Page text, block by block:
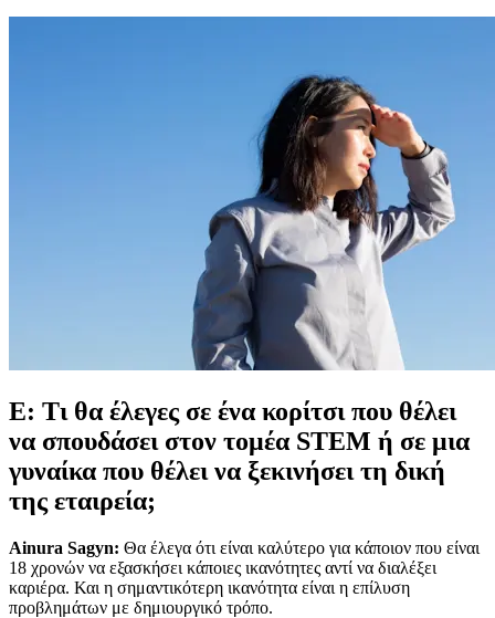
Ε: Τι θα έλεγες σε ένα κορίτσι που θέλει
να σπουδάσει στον τομέα STEM ή σε μια
γυναίκα που θέλει να ξεκινήσει τη δική
της εταιρεία;
Ainura Sagyn: Θα έλεγα ότι είναι καλύτερο για κάποιον που είναι
18 χρονών να εξασκήσει κάποιες ικανότητες αντί να διαλέξει
καριέρα. Και η σημαντικότερη ικανότητα είναι η επίλυση
προβλημάτων με δημιουργικό τρόπο.